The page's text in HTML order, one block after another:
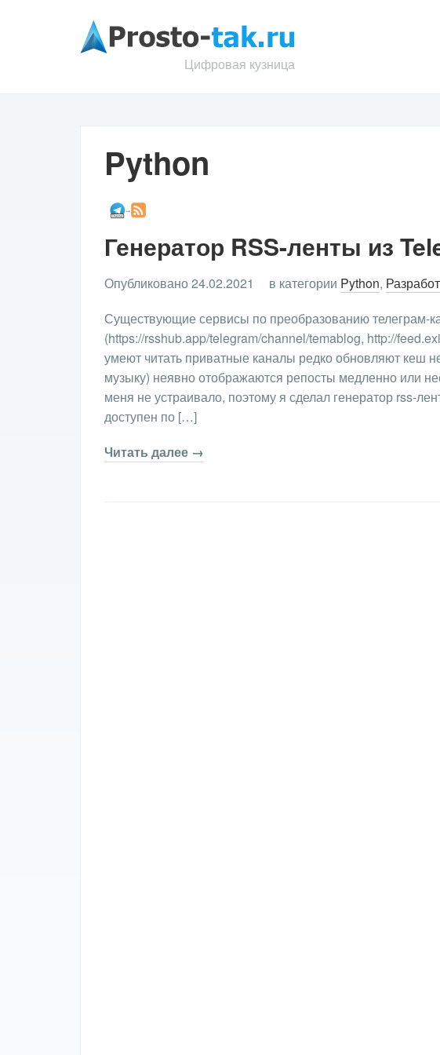
Цифровая кузница
Python
Генератор RSS-ленты из
Опубликовано 24.02.2021 в категории Python,
Существующие сервисы по преобразованию телеграм-
(https://rsshub.app/telegram/channel/temablog, http://
умеют читать приватные каналы редко обновляют кеш
музыку) неявно отображаются репосты медленно или
меня не устраивало, поэтому я сделал генератор rss-
доступен по […]
Читать далее →